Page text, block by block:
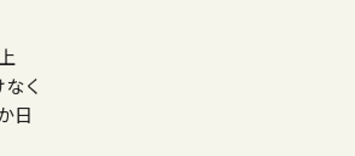
く
日